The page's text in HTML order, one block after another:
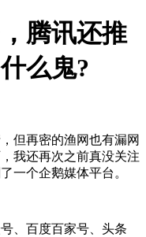
腾讯还推
么鬼?
但再密的渔网也有漏网
我还再次之前真没关注
一个企鹅媒体平台。
、百度百家号、头条